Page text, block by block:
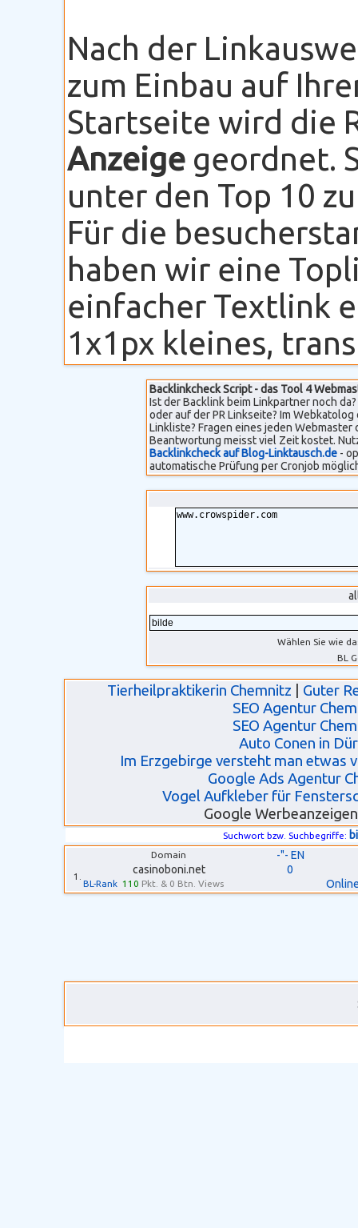
Nach der
zum Einbau auf
Startseite wird die
Anzeigegeordnet.
unter den Top 10
Für die
haben wir eine
einfacher Textlink
1x1px kleines,
Backlinkcheck Script - das Tool 4
Ist der Backlink beim Linkpartner noch
oder auf der PR Linkseite? Im Webkatolog
Linkliste? Fragen eines jeden Webmaster
Beantwortung meisst viel Zeit kostet.
Backlinkcheck auf Blog-Linktausch.de-
automatische Prüfung per Cronjob
Wählen Sie wie
BL
Tierheilpraktikerin Chemnitz
Guter
SEO Agentur
SEO Agentur
Auto Conen in
Im Erzgebirge versteht man etwas
Google Ads Agentur
Vogel Aufkleber für
Google
Suchwort bzw. Suchbegriffe:
Domain -"- EN
1.
casinoboni.net 0
BL-Rank 110 Pkt. & 0 Btn. Views